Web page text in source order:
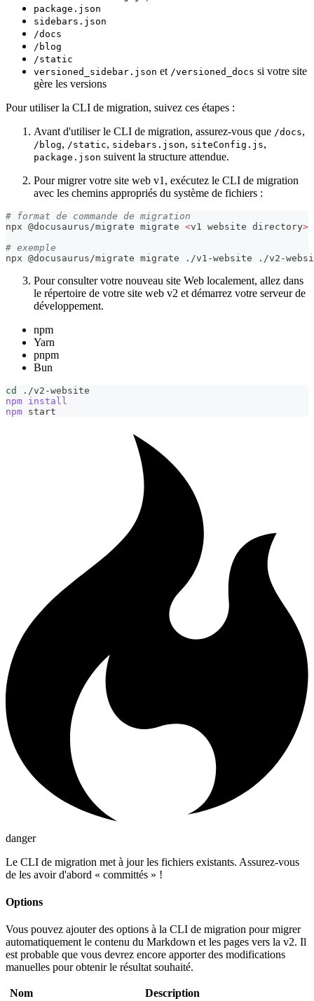
package.json
sidebars.json
/docs
/blog
/static
versioned_sidebar.json et /versioned_docs si votre site
gère les versions
Pour utiliser la CLI de migration, suivez ces étapes :
Avant d'utiliser le CLI de migration, assurez-vous que /docs,
/blog, /static, sidebars.json, siteConfig.js,
package.json suivent la structure attendue.
Pour migrer votre site web v1, exécutez le CLI de migration
avec les chemins appropriés du système de fichiers :
# format de commande de migration
npx @docusaurus/migrate migrate <v1 website directory>
# exemple
npx @docusaurus/migrate migrate ./v1-website ./v2-
Pour consulter votre nouveau site Web localement, allez dans
le répertoire de votre site web v2 et démarrez votre serveur de
développement.
npm
Yarn
pnpm
Bun
cd
./v2-website
npm install
npm start
danger
Le CLI de migration met à jour les fichiers existants. Assurez-vous
de les avoir d'abord « committés » !
Options
Vous pouvez ajouter des options à la CLI de migration pour migrer
automatiquement le contenu du Markdown et les pages vers la v2. Il
est probable que vous devrez encore apporter des modifications
manuelles pour obtenir le résultat souhaité.
Nom Description